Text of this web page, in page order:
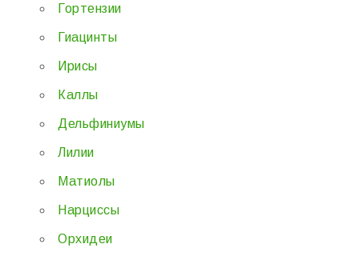
Гортензии
Гиацинты
Ирисы
Каллы
Дельфиниумы
Лилии
Матиолы
Нарциссы
Орхидеи